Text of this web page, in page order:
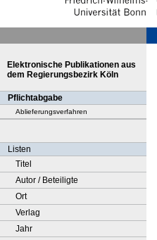
Elektronische Publikationen aus
dem Regierungsbezirk Köln
Pflichtabgabe
Ablieferungsverfahren
Listen
Titel
Autor / Beteiligte
Ort
Verlag
Jahr